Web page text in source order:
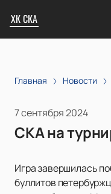
ХК СКА
Главная Новости
7 сентября 2024
СКА на
Игра завершилась
буллитов